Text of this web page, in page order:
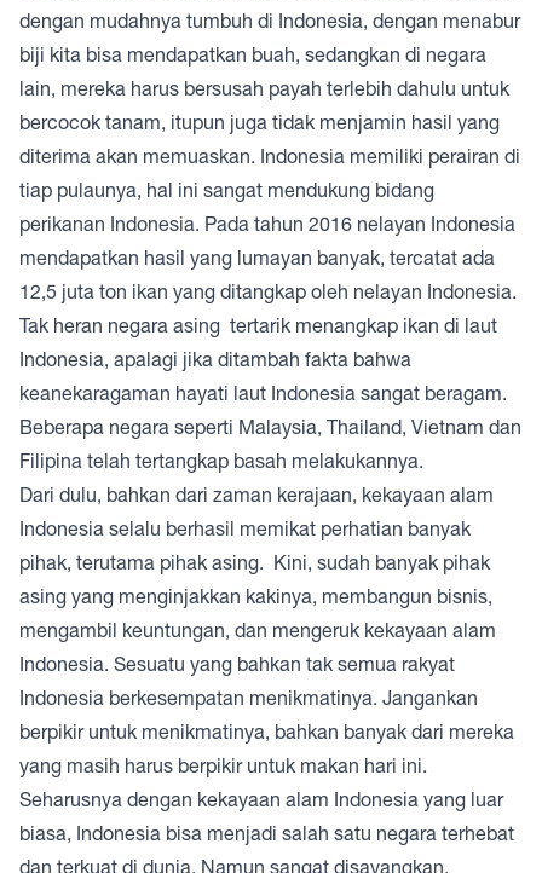
dengan mudahnya tumbuh di Indonesia, dengan menabur
biji kita bisa mendapatkan buah, sedangkan di negara
lain, mereka harus bersusah payah terlebih dahulu untuk
bercocok tanam, itupun juga tidak menjamin hasil yang
diterima akan memuaskan. Indonesia memiliki perairan di
tiap pulaunya, hal ini sangat mendukung bidang
perikanan Indonesia. Pada tahun 2016 nelayan Indonesia
mendapatkan hasil yang lumayan banyak, tercatat ada
12,5 juta ton ikan yang ditangkap oleh nelayan Indonesia.
Tak heran negara asing tertarik menangkap ikan di laut
Indonesia, apalagi jika ditambah fakta bahwa
keanekaragaman hayati laut Indonesia sangat beragam.
Beberapa negara seperti Malaysia, Thailand, Vietnam dan
Filipina telah tertangkap basah melakukannya.
Dari dulu, bahkan dari zaman kerajaan, kekayaan alam
Indonesia selalu berhasil memikat perhatian banyak
pihak, terutama pihak asing. Kini, sudah banyak pihak
asing yang menginjakkan kakinya, membangun bisnis,
mengambil keuntungan, dan mengeruk kekayaan alam
Indonesia. Sesuatu yang bahkan tak semua rakyat
Indonesia berkesempatan menikmatinya. Jangankan
berpikir untuk menikmatinya, bahkan banyak dari mereka
yang masih harus berpikir untuk makan hari ini.
Seharusnya dengan kekayaan alam Indonesia yang luar
biasa, Indonesia bisa menjadi salah satu negara terhebat
dan terkuat di dunia. Namun sangat disayangkan,